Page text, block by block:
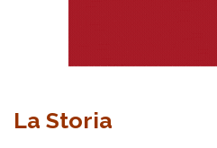
La Storia